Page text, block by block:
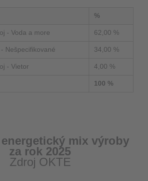
%
- Voda a more 62,00 %
Nešpecifikované 34,00 %
- Vietor 4,00 %
100 %
mix výroby
za rok 2025
Zdroj OKTE